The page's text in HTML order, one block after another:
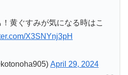
黄ぐすみが気になる時はこ
X3SNYnj3pH
April 29, 2024